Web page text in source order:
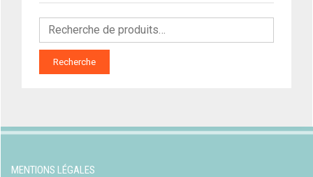
Recherche
MENTIONS LÉGALES